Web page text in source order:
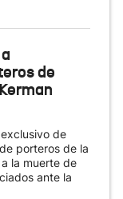
de
de
porteros de la
la muerte de
ante la